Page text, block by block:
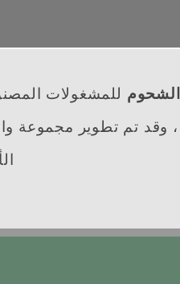
للمشغولات
وقد تم تطوير مجموعة